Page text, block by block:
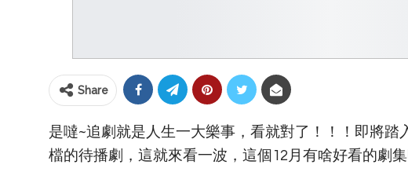
Share
是噠~追劇就是人生一大樂事，看就對了！！！即將踏
檔的待播劇，這就來看一波，這個12月有啥好看的劇集